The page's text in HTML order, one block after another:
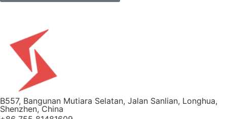
B557, Bangunan Mutiara Selatan, Jalan Sanlian, Longhua,
Shenzhen, China